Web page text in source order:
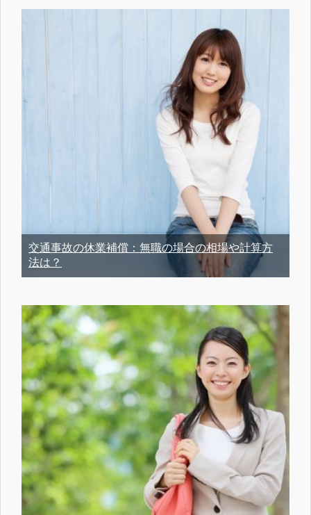
交通事故の休業補償：無職の場合の相場や計算方
法は？